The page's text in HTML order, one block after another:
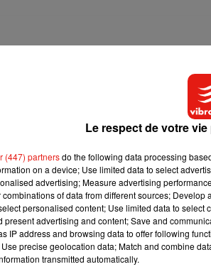
l'accès aux berges du
mai.
Loire à Tours et son agglomération.
juin. En cause,« l’irresponsabilité et
mercredi soir sans respecter les
là sur les quais. Seuls les cyclistes et
l’Indre, et de la Vienne restent
d’une fermeture ».
Le respect de votre
(447) partnersdo the following data processing
on a device; Use limited data to select
advertising; Measure advertising
combinations of data from different sources;
personalised content; Use limited data to select
present advertising and content; Save and
IP address and browsing data to offer following
precise geolocation data; Match and combine
transmitted automatically.